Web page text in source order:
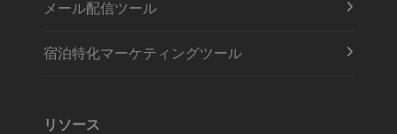
メール配信ツール
宿泊特化マーケティングツール
リソース